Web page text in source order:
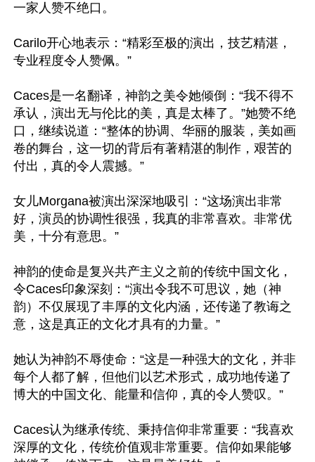
一家人赞不绝口。
Carilo开心地表示：“精彩至极的演出，技艺精湛，
专业程度令人赞佩。”
Caces是一名翻译，神韵之美令她倾倒：“我不得不
承认，演出无与伦比的美，真是太棒了。”她赞不绝
口，继续说道：“整体的协调、华丽的服装，美如画
卷的舞台，这一切的背后有著精湛的制作，艰苦的
付出，真的令人震撼。”
女儿Morgana被演出深深地吸引：“这场演出非常
好，演员的协调性很强，我真的非常喜欢。非常优
美，十分有意思。”
神韵的使命是复兴共产主义之前的传统中国文化，
令Caces印象深刻：“演出令我不可思议，她（神
韵）不仅展现了丰厚的文化内涵，还传递了教诲之
意，这是真正的文化才具有的力量。”
她认为神韵不辱使命：“这是一种强大的文化，并非
每个人都了解，但他们以艺术形式，成功地传递了
博大的中国文化、能量和信仰，真的令人赞叹。”
Caces认为继承传统、秉持信仰非常重要：“我喜欢
深厚的文化，传统价值观非常重要。信仰如果能够